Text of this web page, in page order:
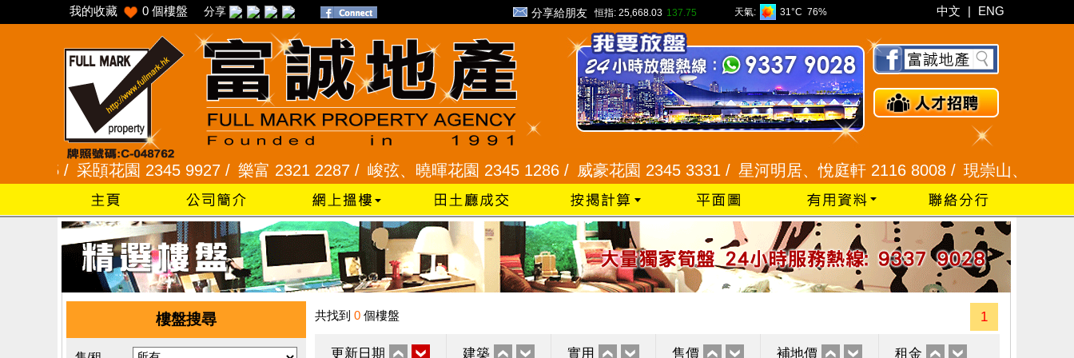
我的收藏 0 個樓盤 分享 分享給朋友 恒指: 25,668.03 137.75 天氣: 31°C 76% 中文 | ENG
采頣花園 2345 9927 /樂富 2321 2287 /峻弦、曉暉花園 2345 1286 /威豪花園 2345 3331 /星河明居、悅庭軒 2116 8008 /現崇山、譽港灣
樓盤搜尋 共找到 0 個樓盤 1
更新日期 建築 實用 售價 補地價 租金